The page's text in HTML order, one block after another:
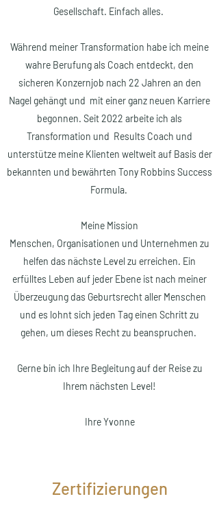
Gesellschaft. Einfach alles.
Während meiner Transformation habe ich meine
wahre Berufung als Coach entdeckt, den
sicheren Konzernjob nach 22 Jahren an den
Nagel gehängt und mit einer ganz neuen Karriere
begonnen. Seit 2022 arbeite ich als
Transformation und Results Coach und
unterstütze meine Klienten weltweit auf Basis der
bekannten und bewährten Tony Robbins Success
Formula.
Meine Mission
Menschen, Organisationen und Unternehmen zu
helfen das nächste Level zu erreichen. Ein
erfülltes Leben auf jeder Ebene ist nach meiner
Überzeugung das Geburtsrecht aller Menschen
und es lohnt sich jeden Tag einen Schritt zu
gehen, um dieses Recht zu beanspruchen.
Gerne bin ich Ihre Begleitung auf der Reise zu
Ihrem nächsten Level!
Ihre Yvonne
Zertifizierungen